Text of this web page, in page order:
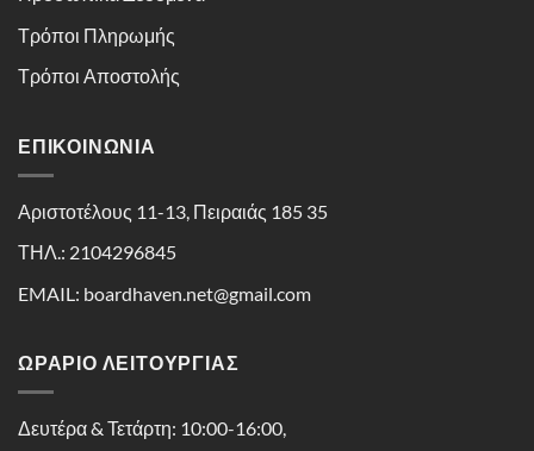
Τρόποι Πληρωμής
Τρόποι Αποστολής
ΕΠΙΚΟΙΝΩΝΊΑ
Αριστοτέλους 11-13, Πειραιάς 185 35
ΤΗΛ.: 2104296845
EMAIL: boardhaven.net@gmail.com
ΩΡΑΡΙΟ ΛΕΙΤΟΥΡΓΙΑΣ
Δευτέρα & Τετάρτη: 10:00-16:00,